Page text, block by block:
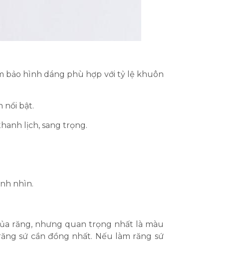
bảo hình dáng phù hợp với tỷ lệ khuôn
nổi bật.
lịch, sang trọng.
nhìn.
răng, nhưng quan trọng nhất là màu
sứ cần đồng nhất. Nếu làm răng sứ